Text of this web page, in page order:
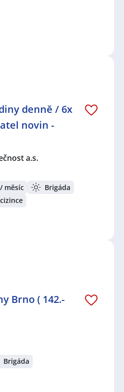
denně / 6x
novin -
a.s.
měsíc
Brigáda
Brno ( 142.-
Brigáda